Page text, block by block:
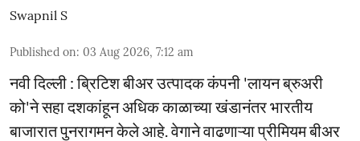
Swapnil S
Published on: 03 Aug 2026, 7:12 am
नवी दिल्ली : ब्रिटिश बीअर उत्पादक कंपनी 'लायन ब्रुअरी
को'ने सहा दशकांहून अधिक काळाच्या खंडानंतर भारतीय
बाजारात पुनरागमन केले आहे. वेगाने वाढणाऱ्या प्रीमियम बीअर